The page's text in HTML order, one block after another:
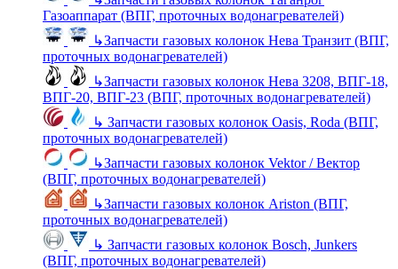
Газоаппарат (ВПГ, проточных водонагревателей)
↳Запчасти газовых колонок Нева Транзит (ВПГ,
проточных водонагревателей)
↳Запчасти газовых колонок Нева 3208, ВПГ-18,
ВПГ-20, ВПГ-23 (ВПГ, проточных водонагревателей)
↳ Запчасти газовых колонок Oasis, Roda (ВПГ,
проточных водонагревателей)
↳Запчасти газовых колонок Vektor / Вектор
(ВПГ, проточных водонагревателей)
↳Запчасти газовых колонок Ariston (ВПГ,
проточных водонагревателей)
↳ Запчасти газовых колонок Bosch, Junkers
(ВПГ, проточных водонагревателей)